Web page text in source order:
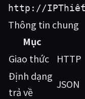
http://
Thông tin chung
Mục
Giao thức
HTTP
Định dạng
trả về
JSON